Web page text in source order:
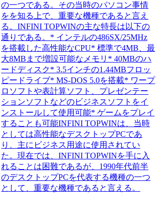
の一つである。その当時のパソコン事情
をを知る上で、重要な機種であると言え
る。INFINI TOPWINの主な特長は以下の
通りである。* インテルの486SX/25MHz
を搭載した高性能なCPU* 標準で4MB、最
大8MBまで増設可能なメモリ* 40MBのハ
ードディスク* 3.5インチの1.44MBフロッ
ピードライブ* MS-DOS 5.0を搭載* ワープ
ロソフトや表計算ソフト、プレゼンテー
ションソフトなどのビジネスソフトをイ
ンストールして使用可能* ゲームをプレイ
することも可能INFINI TOPWINは、当時
としては高性能なデスクトップPCであ
り、主にビジネス用途に使用されてい
た。現在では、INFINI TOPWINを手に入
れることは困難であるが、1990年代前半
のデスクトップPCを代表する機種の一つ
として、重要な機種であると言える。